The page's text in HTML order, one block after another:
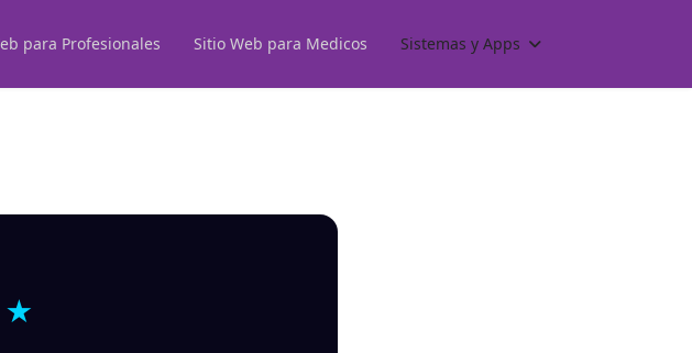
para Profesionales Sitio Web para Medicos Sistemas y Apps